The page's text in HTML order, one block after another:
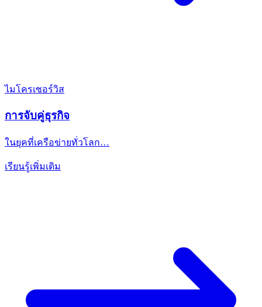
ไมโครเซอร์วิส
การจับคู่ธุรกิจ
ในยุคที่เครือข่ายทั่วโลก…
เรียนรู้เพิ่มเติม